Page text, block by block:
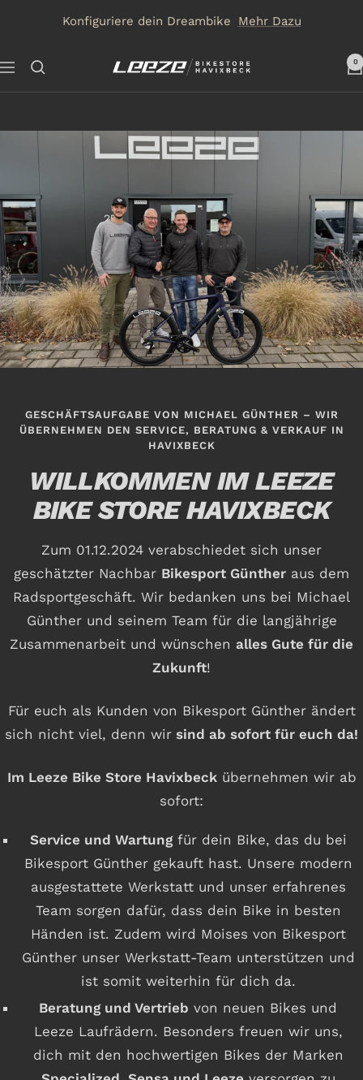
Inhalt
Konfiguriere dein Dreambike Mehr Dazu
Navigation
Leeze
Bike
0
GESCHÄFTSAUFGABE VON MICHAEL GÜNTHER – WIR
ÜBERNEHMEN DEN SERVICE, BERATUNG & VERKAUF IN
HAVIXBECK
WILLKOMMEN IM LEEZE
BIKE STORE HAVIXBECK
Zum 01.12.2024 verabschiedet sich unser
geschätzter Nachbar Bikesport Günther aus dem
Radsportgeschäft. Wir bedanken uns bei Michael
Günther und seinem Team für die langjährige
Zusammenarbeit und wünschen alles Gute für die
Zukunft!
Für euch als Kunden von Bikesport Günther ändert
sich nicht viel, denn wir sind ab sofort für euch da!
Im Leeze Bike Store Havixbeckübernehmen wir ab
sofort:
Service und Wartungfür dein Bike, das du bei
Bikesport Günther gekauft hast. Unsere modern
ausgestattete Werkstatt und unser erfahrenes
Team sorgen dafür, dass dein Bike in besten
Händen ist. Zudem wird Moises von Bikesport
Günther unser Werkstatt-Team unterstützen und
ist somit weiterhin für dich da.
Beratung und Vertrieb von neuen Bikes und
Leeze Laufrädern. Besonders freuen wir uns,
dich mit den hochwertigen Bikes der Marken